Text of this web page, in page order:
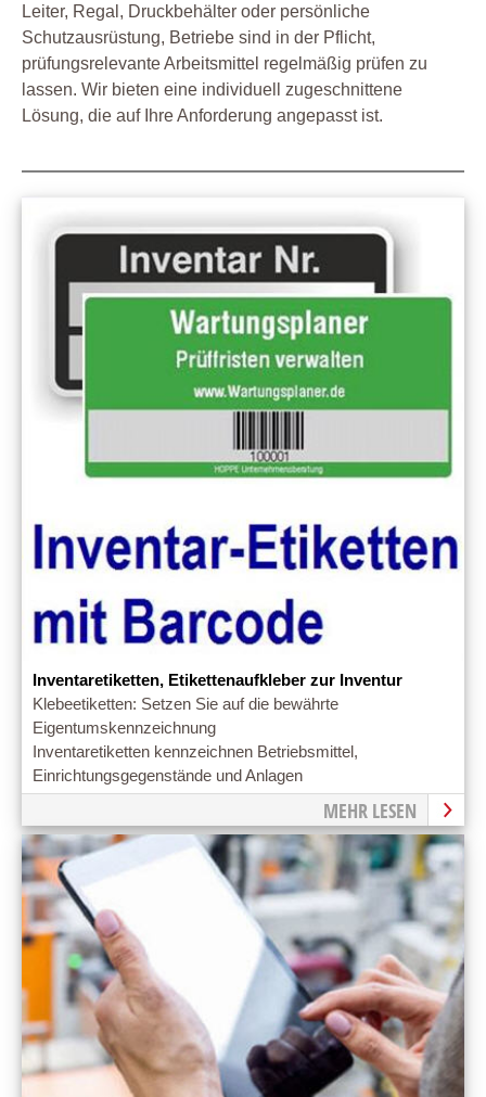
Leiter, Regal, Druckbehälter oder persönliche
Schutzausrüstung, Betriebe sind in der Pflicht,
prüfungsrelevante Arbeitsmittel regelmäßig prüfen zu
lassen. Wir bieten eine individuell zugeschnittene
Lösung, die auf Ihre Anforderung angepasst ist.
Inventaretiketten, Etikettenaufkleber zur Inventur
Klebeetiketten: Setzen Sie auf die bewährte
Eigentumskennzeichnung
Inventaretiketten kennzeichnen Betriebsmittel,
Einrichtungsgegenstände und Anlagen
MEHR LESEN